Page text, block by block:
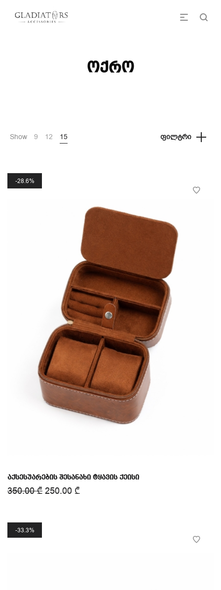
ოქრო
Show 9 12 15 ᲤᲘᲚᲢᲠᲘ
28.6%
აქსესუარების შესანახი ტყავის ქეისი
350.00₾ 250.00 ₾
33.3%